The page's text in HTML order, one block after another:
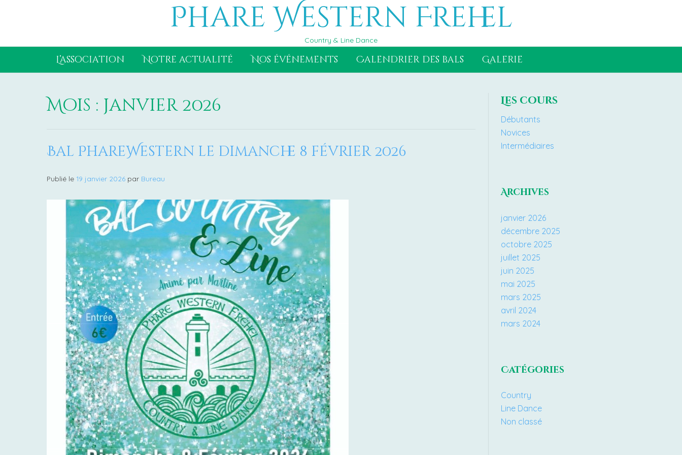
Phare Western Frehel
Country & Line Dance
L’association Notre actualité Nos événements Calendrier des bals Galerie
Mois : janvier 2026
Bal PhareWestern le dimanche 8 février 2026
Publié le 19 janvier 2026 par Bureau
Les cours
Débutants
Novices
Intermédiaires
Archives
janvier 2026
décembre 2025
octobre 2025
juillet 2025
juin 2025
mai 2025
mars 2025
avril 2024
mars 2024
Catégories
Country
Line Dance
Non classé